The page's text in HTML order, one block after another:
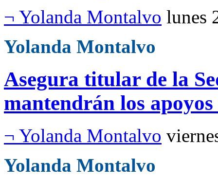
¬ Yolanda Montalvo lunes
Yolanda Montalvo
Asegura titular de la
mantendrán los
¬ Yolanda Montalvo
Yolanda Montalvo